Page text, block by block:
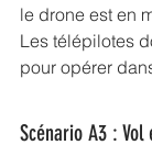
le drone est en
Les télépilotes
pour opérer
Scénario A3 : Vol